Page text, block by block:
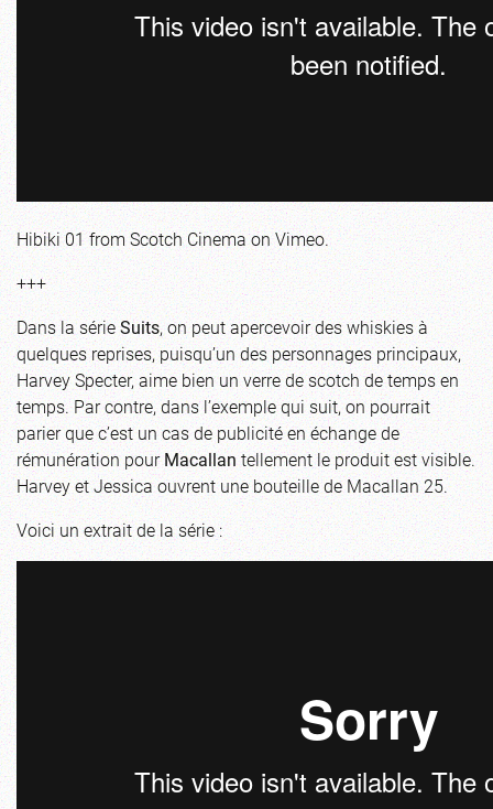
Hibiki 01 fromScotch CinemaonVimeo.
+++
Dans la sérieSuits, on peut apercevoir des whiskies à
quelques reprises, puisqu’un des personnages principaux,
Harvey Specter, aime bien un verre de scotch de temps en
temps. Par contre, dans l’exemple qui suit, on pourrait
parier que c’est un cas de publicité en échange de
rémunération pourMacallan tellement le produit est visible.
Harvey et Jessica ouvrent une bouteille de Macallan 25.
Voici un extrait de la série :